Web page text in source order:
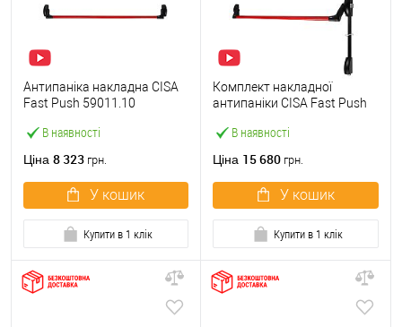
В наявності
Антипаніка накладна CISA
Fast Push 59011.10
штангою 1200 мм червона
Ціна 8 323 грн.
У кошик
Купити в 1 клік
В наявності
Комплект накладної
антипаніки CISA Fast Push
точковий вверх-вниз
Ціна 15 680 грн.
У кошик
Купити в 1 клік